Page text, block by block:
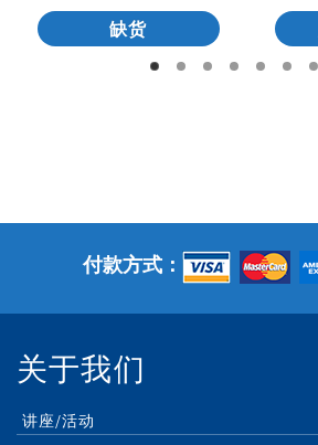
缺货
付款方式：
关于我们
讲座/活动